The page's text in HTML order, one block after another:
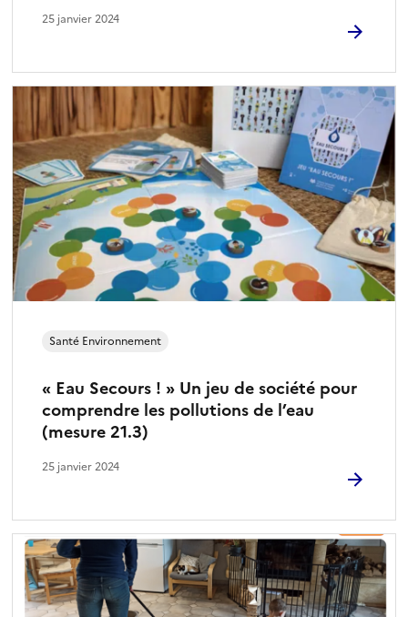
25 janvier 2024
« Eau Secours ! » Un jeu de société pour
comprendre les pollutions de l’eau
(mesure 21.3)
Santé Environnement
25 janvier 2024